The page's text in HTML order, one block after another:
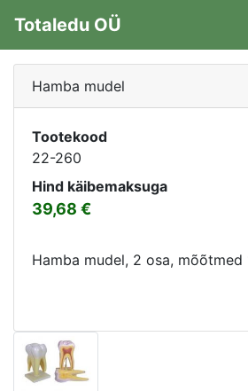
Totaledu OÜ
Hamba mudel
Tootekood
22-260
Hind käibemaksuga
39,68
Hamba mudel, 2 osa,